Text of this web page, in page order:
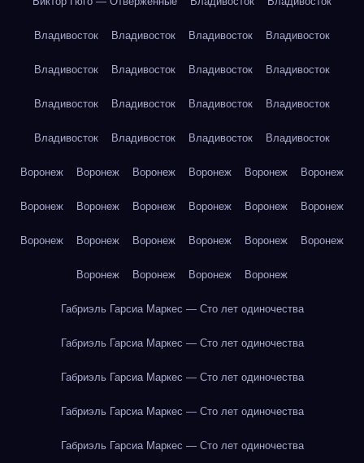
Владивосток Владивосток Владивосток Владивосток
Владивосток Владивосток Владивосток Владивосток
Владивосток Владивосток Владивосток Владивосток
Владивосток Владивосток Владивосток Владивосток
Воронеж Воронеж Воронеж Воронеж Воронеж Воронеж
Воронеж Воронеж Воронеж Воронеж Воронеж Воронеж
Воронеж Воронеж Воронеж Воронеж Воронеж Воронеж
Воронеж Воронеж Воронеж Воронеж
Габриэль Гарсиа Маркес — Сто лет одиночества
Габриэль Гарсиа Маркес — Сто лет одиночества
Габриэль Гарсиа Маркес — Сто лет одиночества
Габриэль Гарсиа Маркес — Сто лет одиночества
Габриэль Гарсиа Маркес — Сто лет одиночества